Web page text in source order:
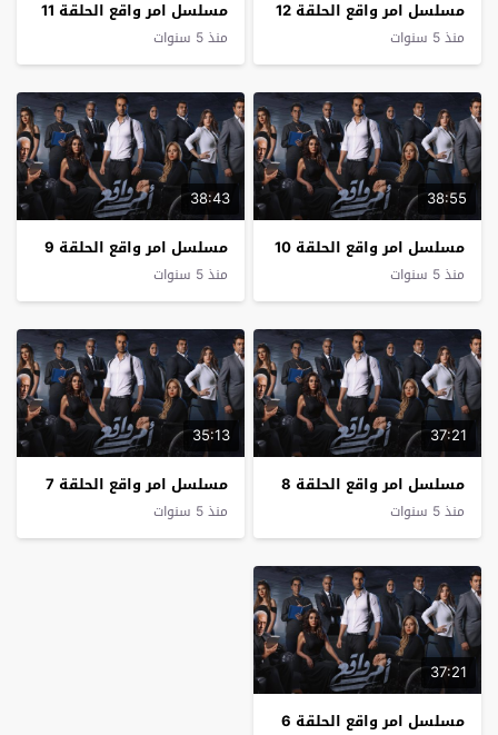
مسلسل امر واقع الحلقة 12
منذ 5 سنوات
مسلسل امر واقع الحلقة 11
منذ 5 سنوات
38:55
مسلسل امر واقع الحلقة 10
منذ 5 سنوات
38:43
مسلسل امر واقع الحلقة 9
منذ 5 سنوات
37:21
مسلسل امر واقع الحلقة 8
منذ 5 سنوات
35:13
مسلسل امر واقع الحلقة 7
منذ 5 سنوات
37:21
مسلسل امر واقع الحلقة 6